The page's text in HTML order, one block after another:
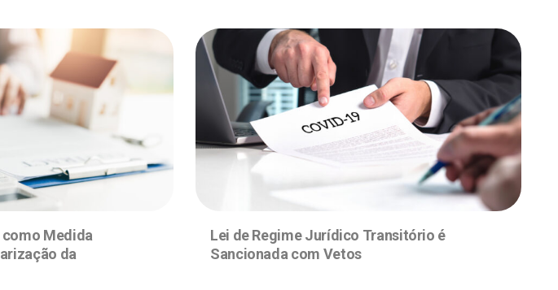
como Medida
da
Lei de Regime Jurídico Transitório é
Sancionada com Vetos